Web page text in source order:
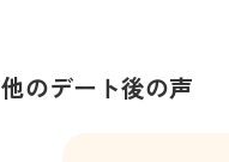
他のデート後の声